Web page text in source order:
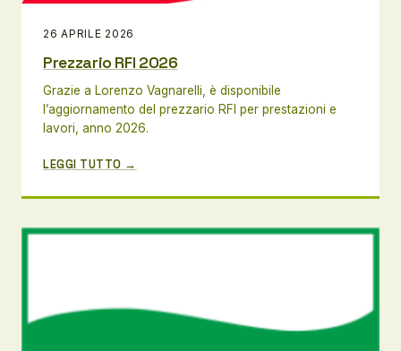
26 APRILE 2026
Prezzario RFI 2026
Grazie a Lorenzo Vagnarelli, è disponibile
l’aggiornamento del prezzario RFI per prestazioni e
lavori, anno 2026.
LEGGI TUTTO →